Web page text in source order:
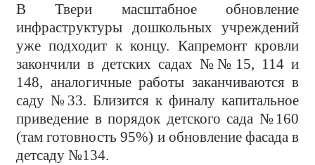
В Твери масштабное обновление
инфраструктуры дошкольных учреждений
уже подходит к концу. Капремонт кровли
закончили в детских садах №№15, 114 и
148, аналогичные работы заканчиваются в
саду №33. Близится к финалу капитальное
приведение в порядок детского сада №160
(там готовность 95%) и обновление фасада в
детсаду №134.